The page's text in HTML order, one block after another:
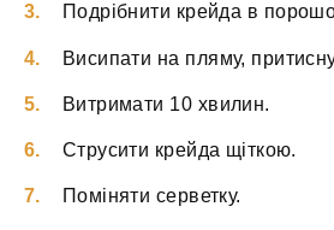
Подрібнити крейда в
Висипати на пляму,
Витримати 10 хвилин.
Струсити крейда щіткою.
Поміняти серветку.